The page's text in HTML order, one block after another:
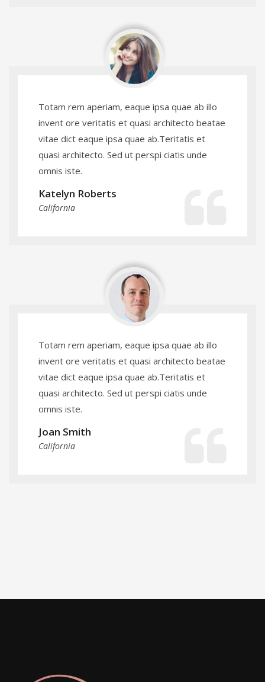
Totam rem aperiam, eaque ipsa quae ab illo
invent ore veritatis et quasi architecto beatae
vitae dict eaque ipsa quae ab.Teritatis et
quasi architecto. Sed ut perspi ciatis unde
omnis iste.
Katelyn Roberts
California
Totam rem aperiam, eaque ipsa quae ab illo
invent ore veritatis et quasi architecto beatae
vitae dict eaque ipsa quae ab.Teritatis et
quasi architecto. Sed ut perspi ciatis unde
omnis iste.
Joan Smith
California